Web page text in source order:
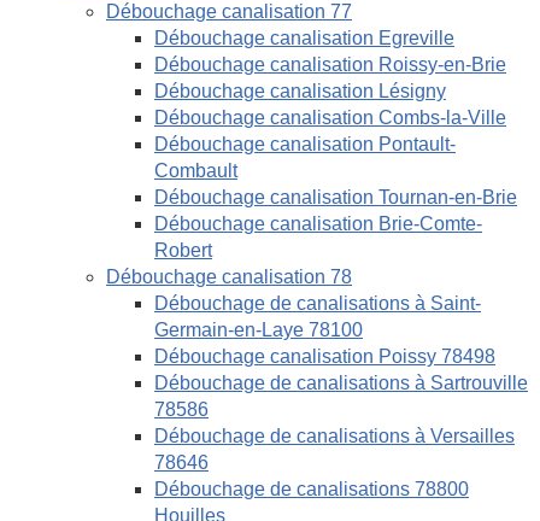
Débouchage canalisation 77
Débouchage canalisation Egreville
Débouchage canalisation Roissy-en-Brie
Débouchage canalisation Lésigny
Débouchage canalisation Combs-la-Ville
Débouchage canalisation Pontault-
Combault
Débouchage canalisation Tournan-en-Brie
Débouchage canalisation Brie-Comte-
Robert
Débouchage canalisation 78
Débouchage de canalisations à Saint-
Germain-en-Laye 78100
Débouchage canalisation Poissy 78498
Débouchage de canalisations à Sartrouville
78586
Débouchage de canalisations à Versailles
78646
Débouchage de canalisations 78800
Houilles